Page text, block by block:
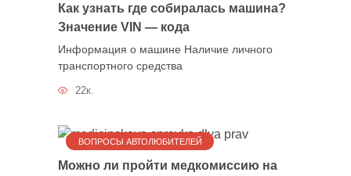
Как узнать где собиралась машина?
Значение VIN — кода
Информация о машине Наличие личного
транспортного средства
22к.
ВОПРОСЫ АВТОЛЮБИТЕЛЕЙ
Можно ли пройти медкомиссию на